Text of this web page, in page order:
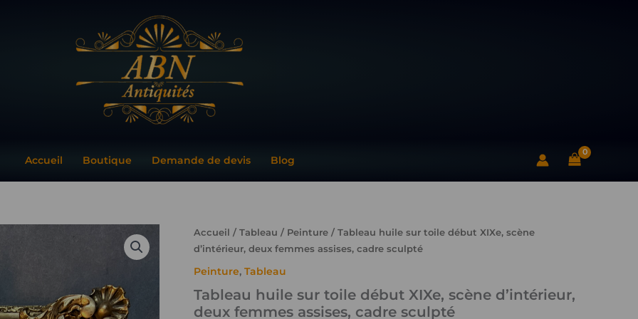
Accueil Boutique Demande de devis Blog
Accueil / Tableau / Peinture / Tableau huile sur toile début XIXe, scène
d’intérieur, deux femmes assises, cadre sculpté
Peinture, Tableau
Tableau huile sur toile début XIXe, scène d’intérieur,
deux femmes assises, cadre sculpté
quantité
de
huile
sur
toile
début